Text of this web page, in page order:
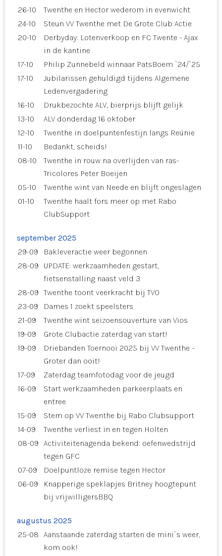
26-10
Twenthe en Hector wederom in evenwicht
24-10
Steun VV Twenthe met De Grote Club Actie
20-10
Derbyday: Lotenverkoop en FC Twente - Ajax
in de kantine
17-10
Philip Zunnebeld winnaar PatsBoem `24/`25
17-10
Jubilarissen gehuldigd tijdens Algemene
Ledenvergadering
16-10
Drukbezochte ALV, bierprijs blijft gelijk
13-10
ALV donderdag 16 oktober
12-10
Twenthe in doelpuntenfestijn langs Reünie
11-10
Bedankt, scheids!
08-10
Twenthe in rouw na overlijden van ras-
Tricolores Peter Boeijen
05-10
Twenthe wint van Neede en blijft ongeslagen
01-10
Twenthe haalt fors meer op met Rabo
ClubSupport
september 2025
29-09
Bakleveractie weer begonnen
28-09
UPDATE: werkzaamheden gestart,
fietsenstalling naast veld 3
28-09 Twenthe toont veerkracht bij TVO
23-09
Dames 1 zoekt speelsters
21-09
Twenthe wint seizoensouverture van Vios
19-09
Grote Clubactie zaterdag van start!
19-09
Driebanden Toernooi 2025 bij VV Twenthe –
Groter dan ooit!
17-09
Zaterdag teamfotodag voor de jeugd
16-09
Start werkzaamheden parkeerplaats en
entree
15-09
Stem op VV Twenthe bij Rabo Clubsupport
14-09
Twenthe verliest in en tegen Holten
08-09 Activiteitenagenda bekend: oefenwedstrijd
tegen GFC
07-09
Doelpuntloze remise tegen Hector
06-09
Knapperige speklapjes Britney hoogtepunt
bij vrijwilligersBBQ
augustus 2025
25-08 Aanstaande zaterdag starten de mini`s weer,
kom ook!